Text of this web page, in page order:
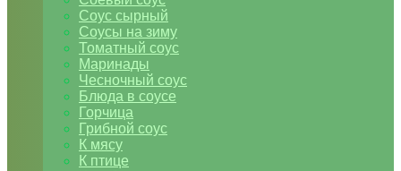
Соус сырный
Соусы на зиму
Томатный соус
Маринады
Чесночный соус
Блюда в соусе
Горчица
Грибной соус
К мясу
К птице